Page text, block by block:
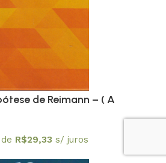
de Reimann – ( A
Weil) – Textuniversitários 14
R$29,33 s/ juros